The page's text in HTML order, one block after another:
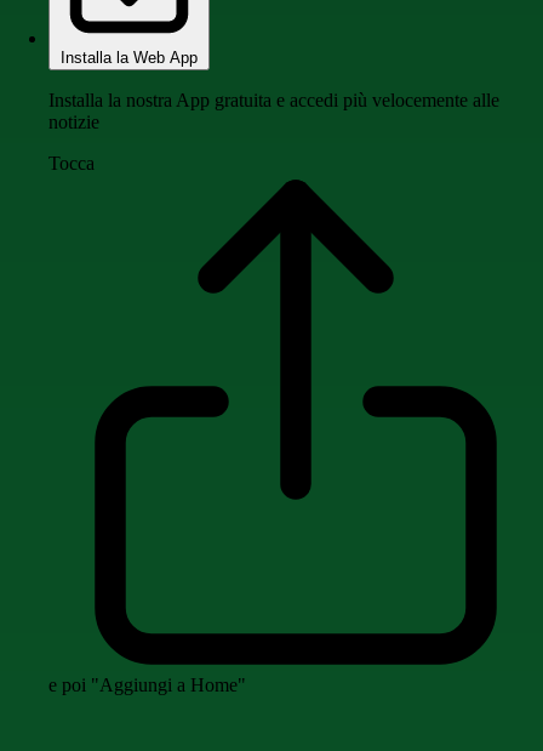
Installa la Web App
Installa la nostra App gratuita e accedi più velocemente alle
notizie
Tocca
e poi "Aggiungi a Home"